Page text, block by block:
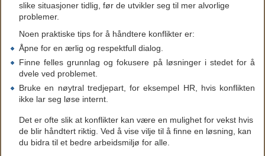
slike situasjoner tidlig, før de utvikler seg til mer alvorlige
problemer.
Noen praktiske tips for å håndtere konflikter er:
Åpne for en ærlig og respektfull dialog.
Finne felles grunnlag og fokusere på løsninger i stedet for å
dvele ved problemet.
Bruke en nøytral tredjepart, for eksempel HR, hvis konflikten
ikke lar seg løse internt.
Det er ofte slik at konflikter kan være en mulighet for vekst hvis
de blir håndtert riktig. Ved å vise vilje til å finne en løsning, kan
du bidra til et bedre arbeidsmiljø for alle.